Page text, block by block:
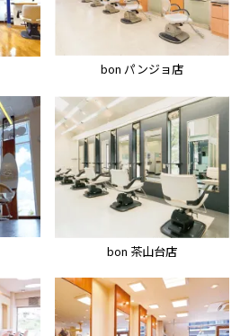
bon パンジョ店
bon 茶山台店